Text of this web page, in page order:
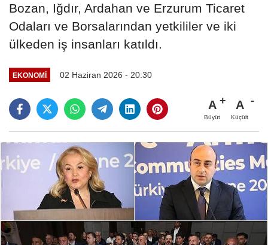
Bozan, Iğdır, Ardahan ve Erzurum Ticaret
Odaları ve Borsalarından yetkililer ve iki
ülkeden iş insanları katıldı.
EKONOMİ 02 Haziran 2026 - 20:30
A
Büyüt
A
Küçült